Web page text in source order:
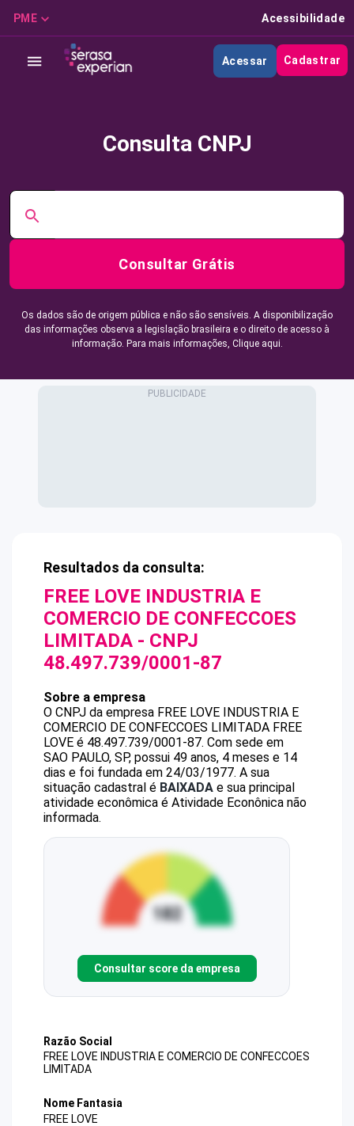
PME Acessibilidade
Acessar Cadastrar
Consulta CNPJ
Consultar Grátis
Os dados são de origem pública e não são sensíveis. A disponibilização
das informações observa a legislação brasileira e o direito de acesso à
informação. Para mais informações, Clique aqui.
Resultados da consulta:
FREE LOVE INDUSTRIA E
COMERCIO DE CONFECCOES
LIMITADA - CNPJ
48.497.739/0001-87
Sobre a empresa
O CNPJ da empresa FREE LOVE INDUSTRIA E
COMERCIO DE CONFECCOES LIMITADA FREE
LOVE é 48.497.739/0001-87. Com sede em
SAO PAULO, SP, possui 49 anos, 4 meses e 14
dias e foi fundada em 24/03/1977. A sua
situação cadastral é BAIXADA e sua principal
atividade econômica é Atividade Econônica não
informada.
Consultar score da empresa
Razão Social
FREE LOVE INDUSTRIA E COMERCIO DE CONFECCOES
LIMITADA
Nome Fantasia
FREE LOVE